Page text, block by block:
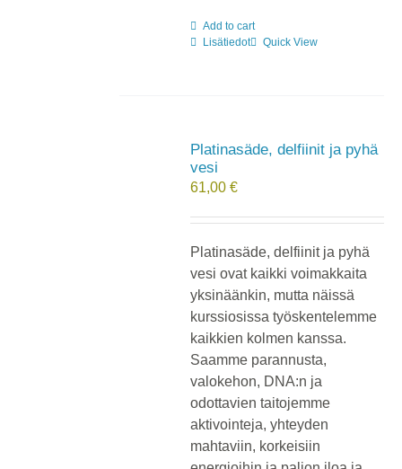
Add to cart
Lisätiedot
Quick View
Platinasäde, delfiinit ja pyhä
vesi
61,00€
Platinasäde, delfiinit ja pyhä
vesi ovat kaikki voimakkaita
yksinäänkin, mutta näissä
kurssiosissa työskentelemme
kaikkien kolmen kanssa.
Saamme parannusta,
valokehon, DNA:n ja
odottavien taitojemme
aktivointeja, yhteyden
mahtaviin, korkeisiin